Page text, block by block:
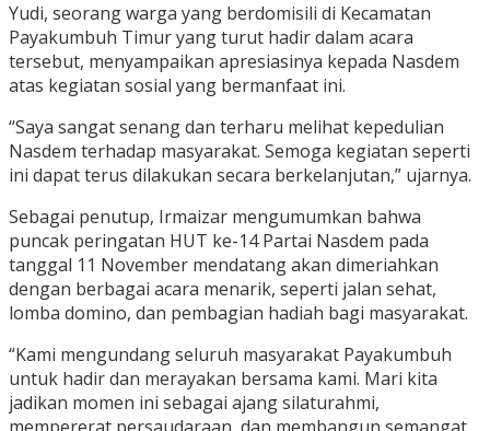
Yudi, seorang warga yang berdomisili di Kecamatan
Payakumbuh Timur yang turut hadir dalam acara
tersebut, menyampaikan apresiasinya kepada Nasdem
atas kegiatan sosial yang bermanfaat ini.
“Saya sangat senang dan terharu melihat kepedulian
Nasdem terhadap masyarakat. Semoga kegiatan seperti
ini dapat terus dilakukan secara berkelanjutan,” ujarnya.
Sebagai penutup, Irmaizar mengumumkan bahwa
puncak peringatan HUT ke-14 Partai Nasdem pada
tanggal 11 November mendatang akan dimeriahkan
dengan berbagai acara menarik, seperti jalan sehat,
lomba domino, dan pembagian hadiah bagi masyarakat.
“Kami mengundang seluruh masyarakat Payakumbuh
untuk hadir dan merayakan bersama kami. Mari kita
jadikan momen ini sebagai ajang silaturahmi,